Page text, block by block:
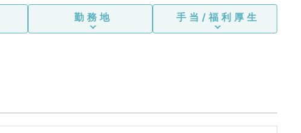
勤務地 手当/福利厚生